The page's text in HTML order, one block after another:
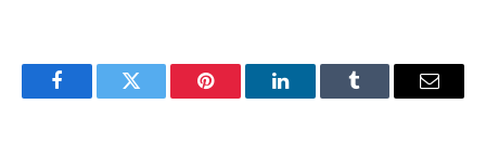
FacebookTwitter Pinterest LinkedInTumblr
E-